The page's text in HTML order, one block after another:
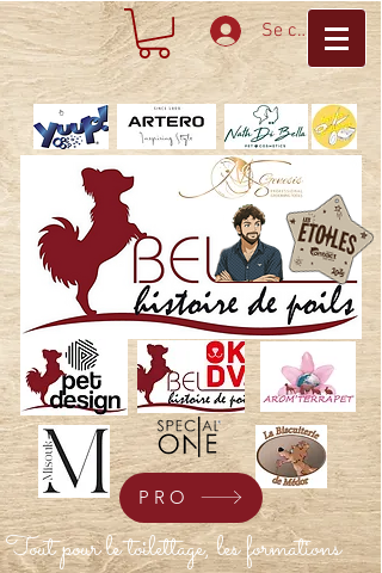
Se connecter
Tout pour le toilettage, les formations
PRO